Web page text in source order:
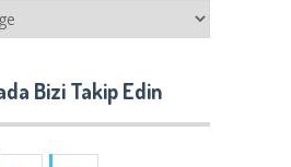
Bizi Takip Edin